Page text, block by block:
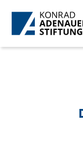
Skip to Main